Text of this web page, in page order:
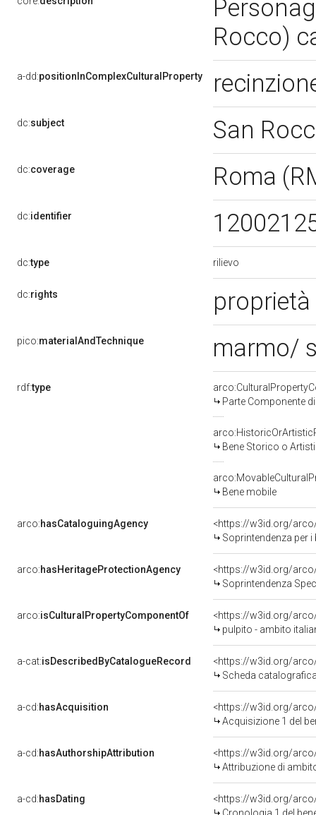
Rocco)
a-dd:positionInComplexCulturalProperty
dc:subject San
dc:coverage Roma
dc:identifier
dc:type rilievo
dc:rights
pico:materialAndTechnique marmo/
rdf:type
Parte Componente
Bene Storico o
Bene mobile
arco:hasCataloguingAgency
<https://w3id.org/
Soprintendenza per
arco:hasHeritageProtectionAgency
<https://w3id.org/
Soprintendenza
arco:isCulturalPropertyComponentOf
<https://w3id.org/
pulpito - ambito
a-cat:isDescribedByCatalogueRecord
<https://w3id.org/
Scheda
a-cd:hasAcquisition
<https://w3id.org/
Acquisizione 1 del
a-cd:hasAuthorshipAttribution
<https://w3id.org/
Attribuzione di
a-cd:hasDating
<https://w3id.org/